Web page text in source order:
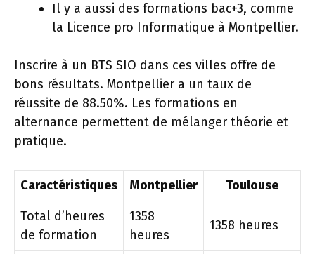
Il y a aussi des formations bac+3, comme
la Licence pro Informatique à Montpellier.
Inscrire à un BTS SIO dans ces villes offre de
bons résultats. Montpellier a un taux de
réussite de 88.50%. Les formations en
alternance permettent de mélanger théorie et
pratique.
Caractéristiques Montpellier
Toulouse
Total d’heures
de formation
1358
heures
1358 heures